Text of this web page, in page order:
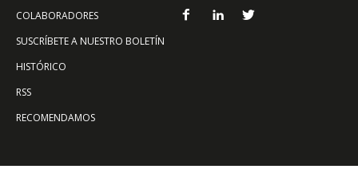
COLABORADORES
SUSCRÍBETE A NUESTRO BOLETÍN
HISTÓRICO
RSS
RECOMENDAMOS